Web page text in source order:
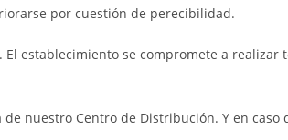
por cuestión de perecibilidad.
establecimiento se compromete a realizar
nuestro Centro de Distribución. Y en